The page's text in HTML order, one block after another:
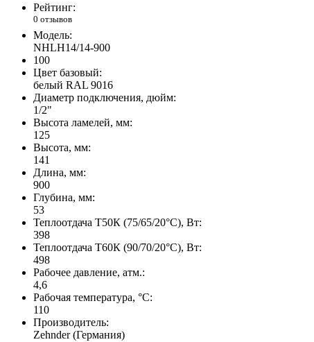
Рейтинг:
0 отзывов
Модель:
NHLH14/14-900
100
Цвет базовый:
белый RAL 9016
Диаметр подключения, дюйм:
1/2"
Высота ламелей, мм:
125
Высота, мм:
141
Длина, мм:
900
Глубина, мм:
53
Теплоотдача Т50К (75/65/20°C), Вт:
398
Теплоотдача Т60К (90/70/20°C), Вт:
498
Рабочее давление, атм.:
4,6
Рабочая температура, °C:
110
Производитель:
Zehnder (Германия)